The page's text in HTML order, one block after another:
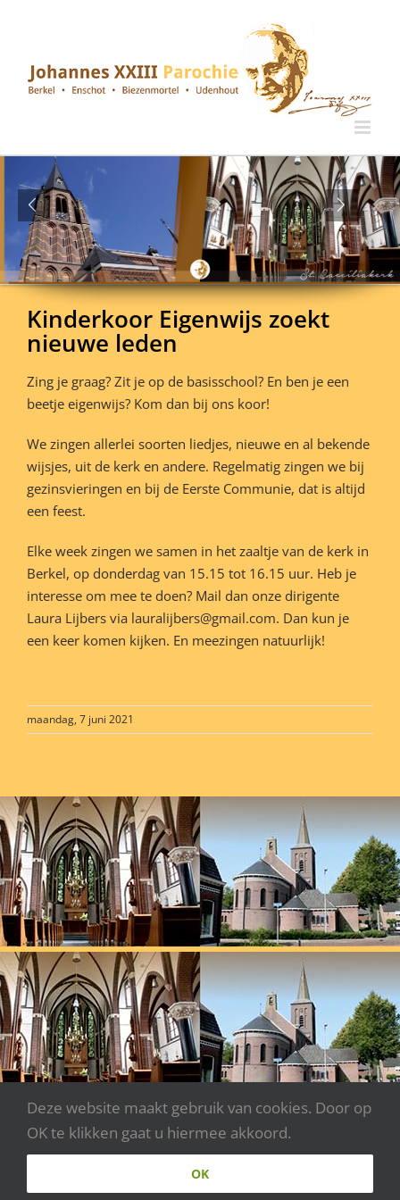
Kinderkoor Eigenwijs zoekt
nieuwe leden
Zing je graag? Zit je op de basisschool? En ben je een
beetje eigenwijs? Kom dan bij ons koor!
We zingen allerlei soorten liedjes, nieuwe en al bekende
wijsjes, uit de kerk en andere. Regelmatig zingen we bij
gezinsvieringen en bij de Eerste Communie, dat is altijd
een feest.
Elke week zingen we samen in het zaaltje van de kerk in
Berkel, op donderdag van 15.15 tot 16.15 uur. Heb je
interesse om mee te doen? Mail dan onze dirigente
Laura Lijbers via lauralijbers@gmail.com. Dan kun je
een keer komen kijken. En meezingen natuurlijk!
maandag, 7 juni 2021
www.websitecreaties.nl
Deze website maakt gebruik van cookies. Door op
OK te klikken gaat u hiermee akkoord.
OK